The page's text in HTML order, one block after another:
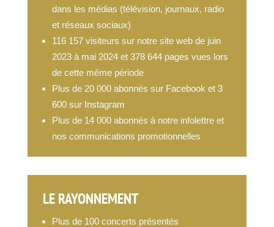
dans les médias (télévision, journaux, radio
et réseaux sociaux)
116 157 visiteurs sur notre site web de juin
2023 à mai 2024 et 378 644 pages vues lors
de cette même période
Plus de 20 000 abonnés sur Facebook et 3
600 sur Instagram
Plus de 14 000 abonnés à notre infolettre et
nos communications promotionnelles
LE RAYONNEMENT
Plus de 100 concerts présentés